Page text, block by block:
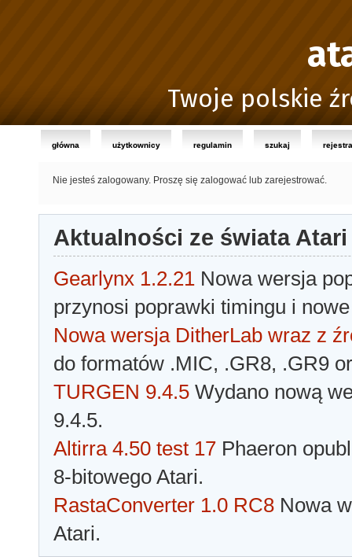
Twoje polskie
główna użytkownicy regulamin szukaj
Nie jesteś zalogowany. Proszę się zalogować lub zarejestrować.
Aktualności ze świata Atari
Gearlynx 1.2.21 Nowa wersja
przynosi poprawki timingu i
Nowa wersja DitherLab wraz z
do formatów .MIC, .GR8, .GR9
TURGEN 9.4.5 Wydano nową
9.4.5.
Altirra 4.50 test 17 Phaeron
8-bitowego Atari.
RastaConverter 1.0 RC8 Nowa
Atari.